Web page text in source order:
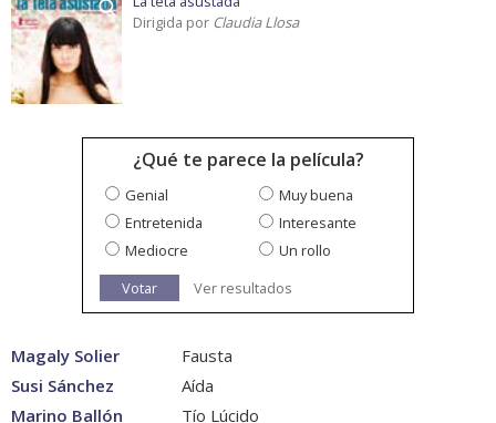
Dirigida por Claudia Llosa
¿Qué te parece la película?
Genial
Muy buena
Entretenida
Interesante
Mediocre
Un rollo
Votar
Ver resultados
Magaly Solier
Fausta
Susi Sánchez
Aída
Marino Ballón
Tío Lúcido